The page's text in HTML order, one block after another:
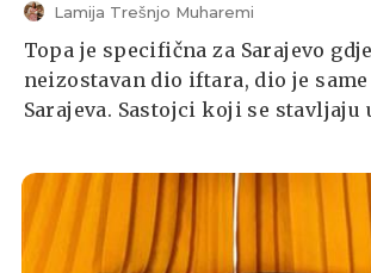
Lamija Trešnjo Muharemi
Topa je specifična za Sarajevo
neizostavan dio iftara, dio je
Sarajeva. Sastojci koji se stavljaju
sira su osnovni sastojci tope.
mladi, stari i dimljeni sir, maslac
sastojci se "tope" na laganoj vatri
jelo dobilo naziv topa.